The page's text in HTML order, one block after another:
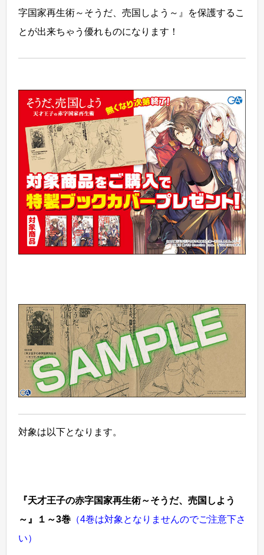
字国家再生術～そうだ、売国しよう～』を保護するこ
とが出来ちゃう優れものになります！
対象は以下となります。
『天才王子の赤字国家再生術～そうだ、売国しよう
～』１～3巻 （4巻は対象となりませんのでご注意下さ
い）